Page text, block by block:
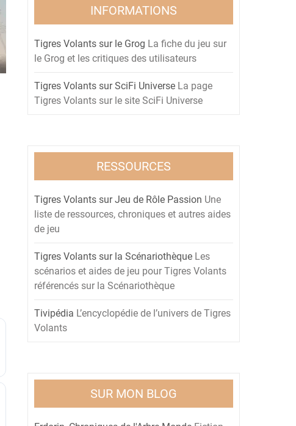
INFORMATIONS
Tigres Volants sur le Grog La fiche du jeu sur
le Grog et les critiques des utilisateurs
Tigres Volants sur SciFi Universe La page
Tigres Volants sur le site SciFi Universe
RESSOURCES
Tigres Volants sur Jeu de Rôle Passion Une
liste de ressources, chroniques et autres aides
de jeu
Tigres Volants sur la Scénariothèque Les
scénarios et aides de jeu pour Tigres Volants
référencés sur la Scénariothèque
Tivipédia L’encyclopédie de l’univers de Tigres
Volants
SUR MON BLOG